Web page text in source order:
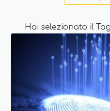
Hai selezionato il